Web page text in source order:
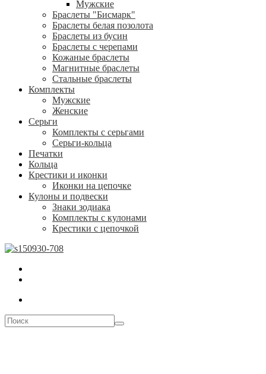
Мужские
Браслеты "Бисмарк"
Браслеты белая позолота
Браслеты из бусин
Браслеты с черепами
Кожаные браслеты
Магнитные браслеты
Стальные браслеты
Комплекты
Мужские
Женские
Серьги
Комплекты с серьгами
Серьги-кольца
Печатки
Кольца
Крестики и иконки
Иконки на цепочке
Кулоны и подвески
Знаки зодиака
Комплекты с кулонами
Крестики с цепочкой